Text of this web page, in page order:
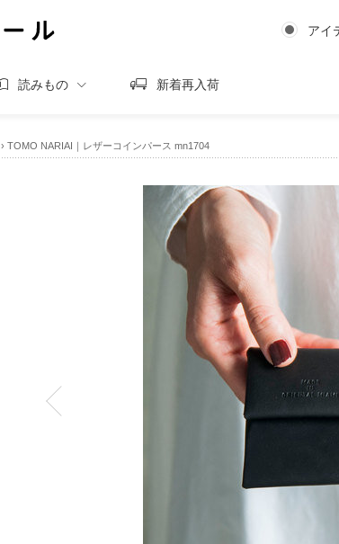
アイ
読みもの 新着再入荷
› TOMO NARIAI｜レザーコインパース mn1704